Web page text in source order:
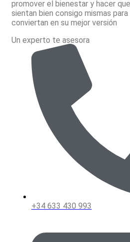
pueden
elegir
en
página
producto
promover el bienestar y hacer
sientan bien consigo mismas para
conviertan en su mejor versión
Un experto te asesora
+34 633 430 993